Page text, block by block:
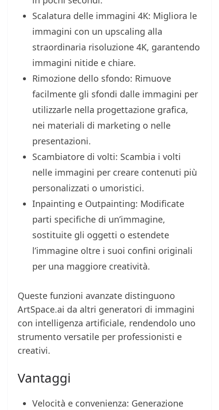
Scalatura delle immagini 4K: Migliora le
immagini con un upscaling alla
straordinaria risoluzione 4K, garantendo
immagini nitide e chiare.
Rimozione dello sfondo: Rimuove
facilmente gli sfondi dalle immagini per
utilizzarle nella progettazione grafica,
nei materiali di marketing o nelle
presentazioni.
Scambiatore di volti: Scambia i volti
nelle immagini per creare contenuti più
personalizzati o umoristici.
Inpainting e Outpainting: Modificate
parti specifiche di un’immagine,
sostituite gli oggetti o estendete
l’immagine oltre i suoi confini originali
per una maggiore creatività.
Queste funzioni avanzate distinguono
ArtSpace.ai da altri generatori di immagini
con intelligenza artificiale, rendendolo uno
strumento versatile per professionisti e
creativi.
Vantaggi
Velocità e convenienza: Generazione